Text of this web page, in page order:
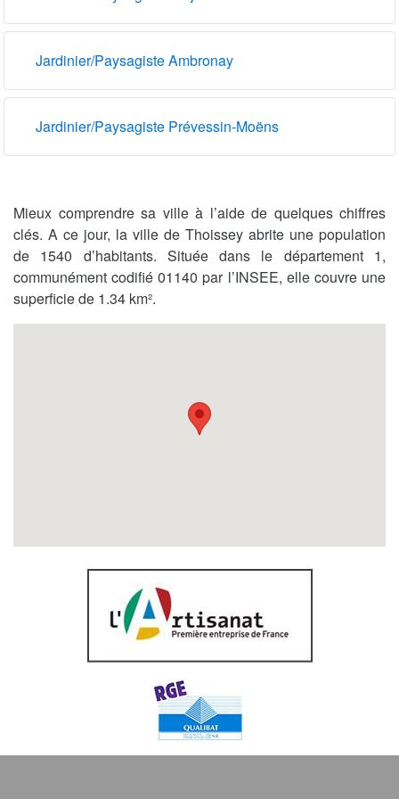
Jardinier/Paysagiste Ambronay
Jardinier/Paysagiste Prévessin-Moëns
Mieux comprendre sa ville à l’aide de quelques chiffres
clés. A ce jour, la ville de Thoissey abrite une population
de 1540 d’habitants. Située dans le département 1,
communément codifié 01140 par l’INSEE, elle couvre une
superficie de 1.34 km².